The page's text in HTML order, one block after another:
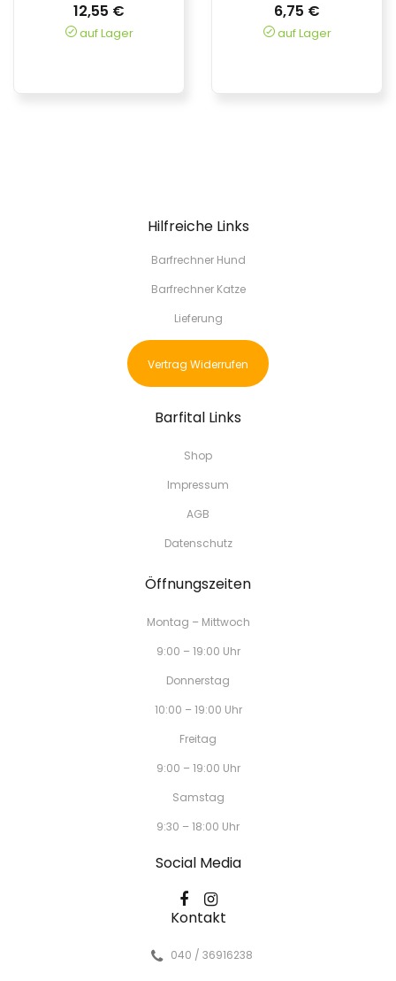
12,55 €
auf Lager
6,75 €
auf Lager
Hilfreiche Links
Barfrechner Hund
Barfrechner Katze
Lieferung
Vertrag Widerrufen
Barfital Links
Shop
Impressum
AGB
Datenschutz
Öffnungszeiten
Montag – Mittwoch
9:00 – 19:00 Uhr
Donnerstag
10:00 – 19:00 Uhr
Freitag
9:00 – 19:00 Uhr
Samstag
9:30 – 18:00 Uhr
Social Media
Kontakt
040 / 36916238